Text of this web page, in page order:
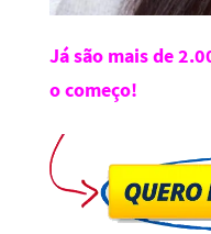
Já são mais de
o começo!